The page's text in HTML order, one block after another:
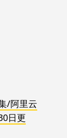
/阿里云
日更